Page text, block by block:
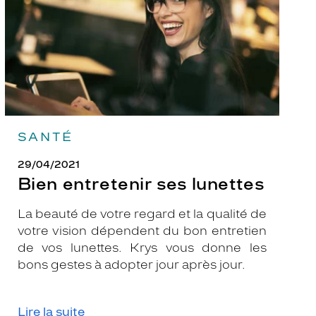
SANTÉ
29/04/2021
Bien entretenir ses lunettes
La beauté de votre regard et la qualité de
votre vision dépendent du bon entretien
de vos lunettes. Krys vous donne les
bons gestes à adopter jour après jour.
Lire la suite